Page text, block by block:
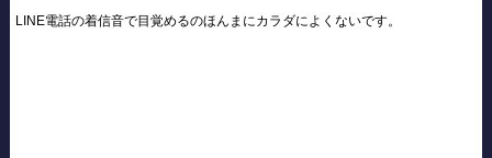
LINE電話の着信音で目覚めるのほんまにカラダによくないです。